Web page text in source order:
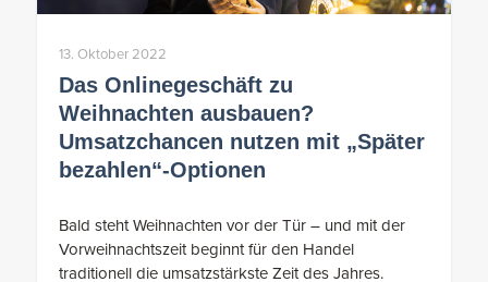
Das Onlinegeschäft zu
Weihnachten ausbauen?
Umsatzchancen nutzen mit „Später
bezahlen“-Optionen
13. Oktober 2022
Bald steht Weihnachten vor der Tür – und mit der
Vorweihnachtszeit beginnt für den Handel
traditionell die umsatzstärkste Zeit des Jahres.